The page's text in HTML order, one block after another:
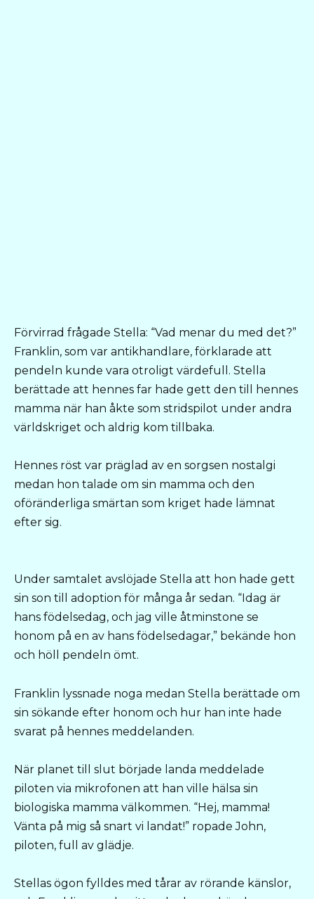
Förvirrad frågade Stella: “Vad menar du med det?”
Franklin, som var antikhandlare, förklarade att
pendeln kunde vara otroligt värdefull. Stella
berättade att hennes far hade gett den till hennes
mamma när han åkte som stridspilot under andra
världskriget och aldrig kom tillbaka.
Hennes röst var präglad av en sorgsen nostalgi
medan hon talade om sin mamma och den
oföränderliga smärtan som kriget hade lämnat
efter sig.
Under samtalet avslöjade Stella att hon hade gett
sin son till adoption för många år sedan. “Idag är
hans födelsedag, och jag ville åtminstone se
honom på en av hans födelsedagar,” bekände hon
och höll pendeln ömt.
Franklin lyssnade noga medan Stella berättade om
sin sökande efter honom och hur han inte hade
svarat på hennes meddelanden.
När planet till slut började landa meddelade
piloten via mikrofonen att han ville hälsa sin
biologiska mamma välkommen. “Hej, mamma!
Vänta på mig så snart vi landat!” ropade John,
piloten, full av glädje.
Stellas ögon fylldes med tårar av rörande känslor,